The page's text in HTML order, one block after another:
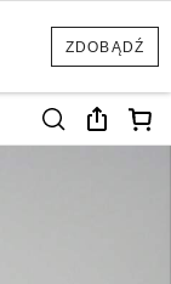
ZDOBĄDŹ